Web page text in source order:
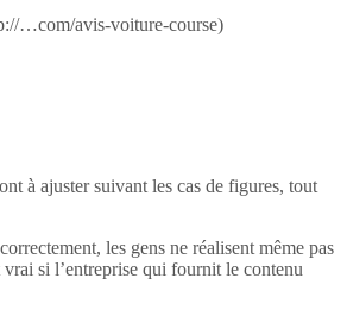
…com/avis-voiture-course)
à ajuster suivant les cas de figures, tout
les gens ne réalisent même pas
si l’entreprise qui fournit le contenu